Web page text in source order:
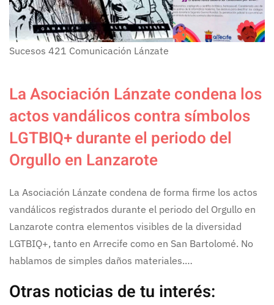
Sucesos 421 Comunicación Lánzate
La Asociación Lánzate condena los
actos vandálicos contra símbolos
LGTBIQ+ durante el periodo del
Orgullo en Lanzarote
La Asociación Lánzate condena de forma firme los actos
vandálicos registrados durante el periodo del Orgullo en
Lanzarote contra elementos visibles de la diversidad
LGTBIQ+, tanto en Arrecife como en San Bartolomé. No
hablamos de simples daños materiales.…
Otras noticias de tu interés: